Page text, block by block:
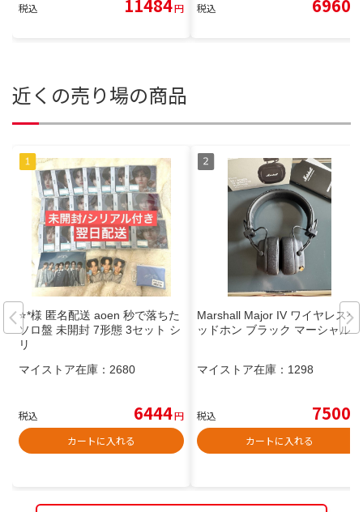
税込 11484円 税込 6960
近くの売り場の商品
⭐*️様 匿名配送 aoen 秒で落ちた
ソロ盤 未開封 7形態 3セット シ
リ
マイストア在庫： 2680
税込 6444円
カートに入れる
Marshall Major IV ワイヤレスヘ
ッドホン ブラック マーシャル
マイストア在庫： 1298
税込 7500
カートに入れる